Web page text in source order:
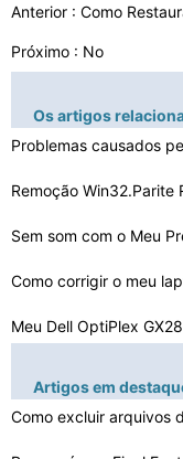
Anterior : Como
Próximo : No
Os artigos
Problemas causados
Remoção Win32.Parite
Sem som com o Meu
Como corrigir o meu
Boot lento após a tela
Artigos em